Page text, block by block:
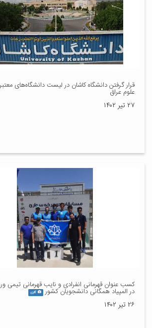
قرار گرفتن دانشگاه کاشان در لیست دانشگاه‌های
علوم عراق
۲۷ تیر ۱۴۰۲
کسب عنوان قهرمانی انفرادی و نایب قهرمانی تیمی
در المپیاد همگانی دانشجویان کشور گالری
۲۶ تیر ۱۴۰۲